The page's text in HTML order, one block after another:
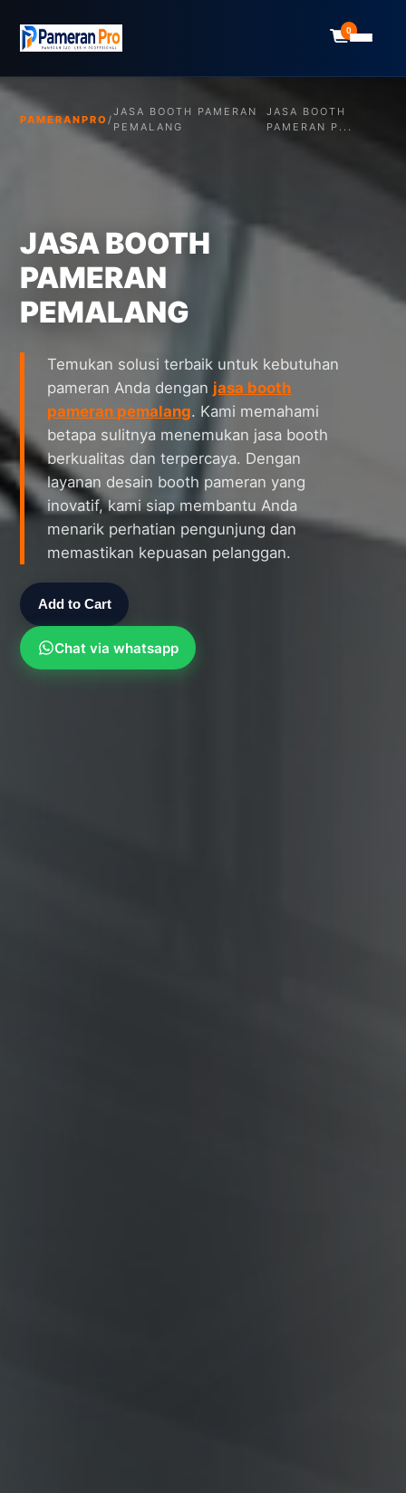
0
PAMERANPRO /
JASA BOOTH PAMERAN
PEMALANG
JASA BOOTH
PAMERAN P...
JASA BOOTH
PAMERAN
PEMALANG
Temukan solusi terbaik untuk kebutuhan
pameran Anda dengan jasa booth
pameran pemalang. Kami memahami
betapa sulitnya menemukan jasa booth
berkualitas dan terpercaya. Dengan
layanan desain booth pameran yang
inovatif, kami siap membantu Anda
menarik perhatian pengunjung dan
memastikan kepuasan pelanggan.
Add to Cart
Chat via whatsapp